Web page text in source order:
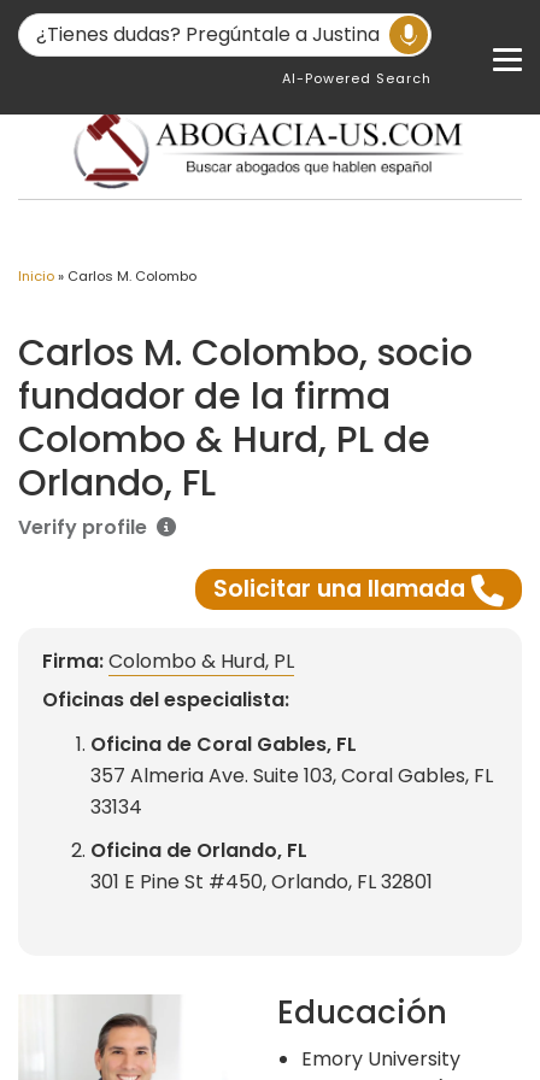
AI-Powered Search
Inicio» Carlos M. Colombo
Carlos M. Colombo, socio
fundador de la firma
Colombo & Hurd, PL de
Orlando, FL
Verify profile
Solicitar una llamada
Firma:Colombo & Hurd, PL
Oficinas del especialista:
Oficina de Coral Gables, FL
357 Almeria Ave. Suite 103, Coral Gables, FL
33134
Oficina de Orlando, FL
301 E Pine St #450, Orlando, FL 32801
Educación
Emory University